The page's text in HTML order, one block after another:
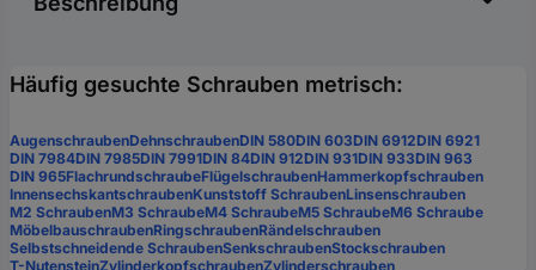
Häufig gesuchte Schrauben metrisch:
AugenschraubenDehnschraubenDIN 580DIN 603DIN 6912DIN 6921
DIN 7984DIN 7985DIN 7991DIN 84DIN 912DIN 931DIN 933DIN 963
DIN 965FlachrundschraubeFlügelschraubenHammerkopfschrauben
InnensechskantschraubenKunststoff SchraubenLinsenschrauben
M2 SchraubenM3 SchraubeM4 SchraubeM5 SchraubeM6 Schraube
MöbelbauschraubenRingschraubenRändelschrauben
Selbstschneidende SchraubenSenkschraubenStockschrauben
T-NutensteinZylinderkopfschraubenZylinderschrauben